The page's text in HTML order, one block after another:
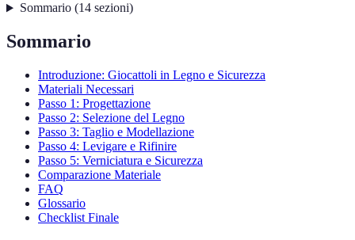
Sommario(14 sezioni)
Sommario
Introduzione: Giocattoli in Legno e Sicurezza
Materiali Necessari
Passo 1: Progettazione
Passo 2: Selezione del Legno
Passo 3: Taglio e Modellazione
Passo 4: Levigare e Rifinire
Passo 5: Verniciatura e Sicurezza
Comparazione Materiale
FAQ
Glossario
Checklist Finale